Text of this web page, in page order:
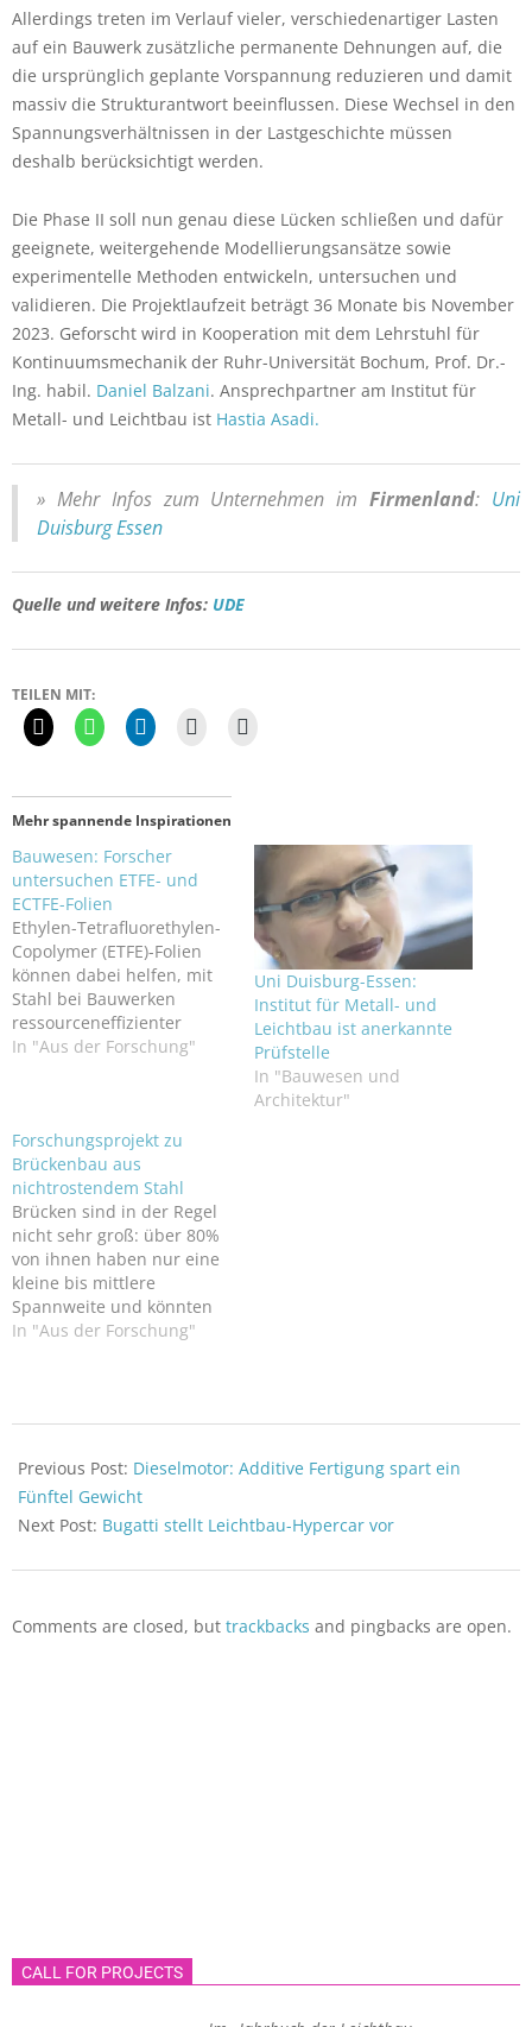
Allerdings treten im Verlauf vieler, verschiedenartiger Lasten
auf ein Bauwerk zusätzliche permanente Dehnungen auf, die
die ursprünglich geplante Vorspannung reduzieren und damit
massiv die Strukturantwort beeinflussen. Diese Wechsel in den
Spannungsverhältnissen in der Lastgeschichte müssen
deshalb berücksichtigt werden.
Die Phase II soll nun genau diese Lücken schließen und dafür
geeignete, weitergehende Modellierungsansätze sowie
experimentelle Methoden entwickeln, untersuchen und
validieren. Die Projektlaufzeit beträgt 36 Monate bis November
2023. Geforscht wird in Kooperation mit dem Lehrstuhl für
Kontinuumsmechanik der Ruhr-Universität Bochum, Prof. Dr.-
Ing. habil. Daniel Balzani. Ansprechpartner am Institut für
Metall- und Leichtbau ist Hastia Asadi.
» Mehr Infos zum Unternehmen imFirmenland: Uni
Duisburg Essen
Quelle und weitere Infos: UDE
TEILEN MIT:
Mehr spannende Inspirationen
Bauwesen: Forscher
untersuchen ETFE- und
ECTFE-Folien
Ethylen-Tetrafluorethylen-
Copolymer (ETFE)-Folien
können dabei helfen, mit
Stahl bei Bauwerken
ressourceneffizienter
umzugehen. Als Membran
benötigt, da die Folien
vergleichsweise leicht sind.
Doch
Materialeigenschaften und
mechanisches Verhalten
der Folienwerkstoffe ETFE
und ECTFE sind bisher
noch wenig erforscht. Das
Institut für Metall- und
In "Aus der Forschung"
Uni Duisburg-Essen:
Institut für Metall- und
Leichtbau ist anerkannte
Prüfstelle
In "Bauwesen und
Architektur"
Forschungsprojekt zu
Brückenbau aus
nichtrostendem Stahl
Brücken sind in der Regel
nicht sehr groß: über 80%
von ihnen haben nur eine
kleine bis mittlere
Spannweite und könnten
auch mit nichtrostendem
EN 1993-1-4 sind im
Baustählen konservativer
und erschweren den
Einsatz des Werkstoffes.
In "Aus der Forschung"
02-
09
Previous Post: Dieselmotor: Additive Fertigung spart ein
Fünftel Gewicht
Next Post: Bugatti stellt Leichtbau-Hypercar vor
Comments are closed, but trackbacks and pingbacks are open.
CALL FOR PROJECTS